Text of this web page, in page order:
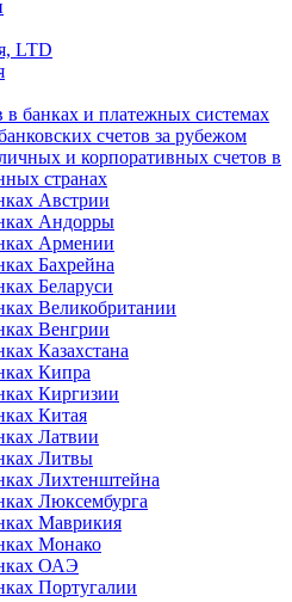
LTD
в банках и платежных системах
счетов за рубежом
и корпоративных счетов в
странах
Австрии
Андорры
Армении
Бахрейна
Беларуси
Великобритании
Венгрии
Казахстана
Кипра
Киргизии
Китая
Латвии
Литвы
Лихтенштейна
Люксембурга
Маврикия
Монако
ОАЭ
Португалии